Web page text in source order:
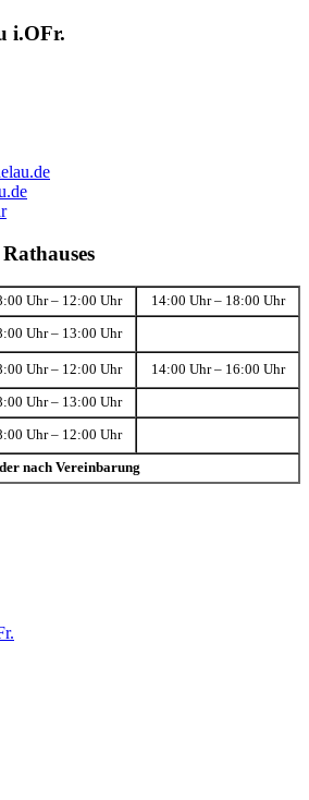
i.OFr.
Uhr – 12:00 Uhr 14:00 Uhr – 18:00 Uhr
Uhr – 13:00 Uhr
Uhr – 12:00 Uhr 14:00 Uhr – 16:00 Uhr
Uhr – 13:00 Uhr
Uhr – 12:00 Uhr
nach Vereinbarung